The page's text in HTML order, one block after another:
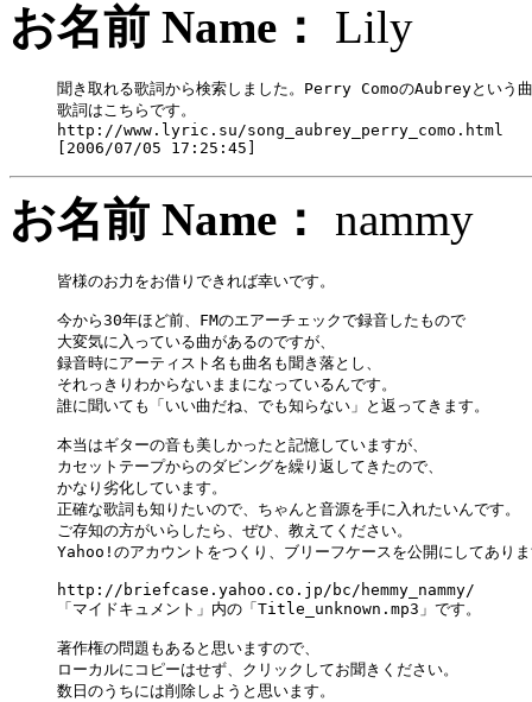
お名前 Name： Lily
聞き取れる歌詞から検索しました。Perry ComoのAubreyという
歌詞はこちらです。
http://www.lyric.su/song_aubrey_perry_como.html
お名前 Name：
皆様のお力をお借りできれば幸いです。
今から30年ほど前、FMのエアーチェックで録音したもので
大変気に入っている曲があるのですが、
録音時にアーティスト名も曲名も聞き落とし、
それっきりわからないままになっているんです。
誰に聞いても「いい曲だね、でも知らない」と返ってきます。
本当はギターの音も美しかったと記憶していますが、
カセットテープからのダビングを繰り返してきたので、
かなり劣化しています。
正確な歌詞も知りたいので、ちゃんと音源を手に入れたいんです。
ご存知の方がいらしたら、ぜひ、教えてください。
Yahoo!のアカウントをつくり、ブリーフケースを公開にしてあり
http://briefcase.yahoo.co.jp/bc/hemmy_nammy/
「マイドキュメント」内の「Title_unknown.mp3」です。
著作権の問題もあると思いますので、
ローカルにコピーはせず、クリックしてお聞きください。
数日のうちには削除しようと思います。